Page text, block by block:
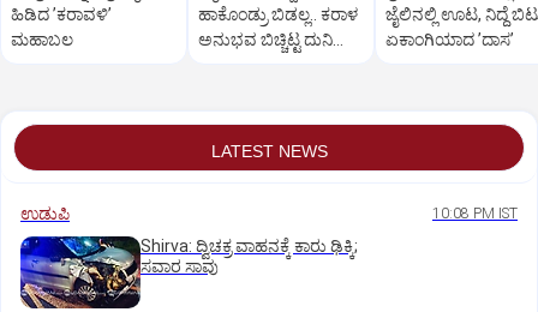
ಹಿಡಿದ ʼಕರಾವಳಿʼ
ಮಹಾಬಲ
ಹಾಕೊಂಡ್ರು ಬಿಡಲ್ಲ.. ಕರಾಳ
ಅನುಭವ ಬಿಚ್ಚಿಟ್ಟ ದುನಿಯಾ
ಜೈಲಿನಲ್ಲಿ ಊಟ, ನಿದ್ದೆ
ಏಕಾಂಗಿಯಾದ ʼದಾಸʼ
LATEST NEWS
ಉಡುಪಿ 10:08 PM IST
Shirva: ದ್ವಿಚಕ್ರ ವಾಹನಕ್ಕೆ ಕಾರು ಢಿಕ್ಕಿ;
ಸವಾರ ಸಾವು